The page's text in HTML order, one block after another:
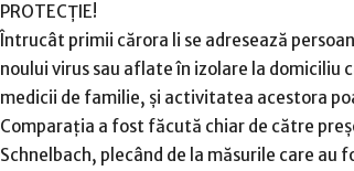
PROTECȚIE!
Întrucât primii cărora li se adresează
noului virus sau aflate în izolare la
medicii de familie, și activitatea acestora
Comparația a fost făcută chiar de către
Schnelbach, plecând de la măsurile care au